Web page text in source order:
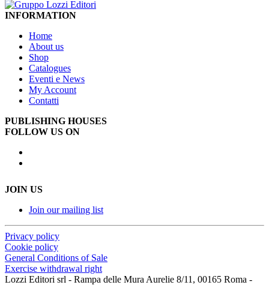
INFORMATION
Home
About us
Shop
Catalogues
Eventi e News
My Account
Contatti
PUBLISHING HOUSES
FOLLOW US ON
JOIN US
Join our mailing list
Privacy policy
Cookie policy
General Conditions of Sale
Exercise withdrawal right
Lozzi Editori srl - Rampa delle Mura Aurelie 8/11, 00165 Roma -